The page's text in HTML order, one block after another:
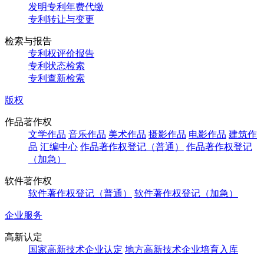
发明专利年费代缴
专利转让与变更
检索与报告
专利权评价报告
专利状态检索
专利查新检索
版权
作品著作权
文学作品 音乐作品 美术作品 摄影作品 电影作品 建筑作
品 汇编中心 作品著作权登记（普通）
作品著作权登记
（加急）
软件著作权
软件著作权登记（普通）
软件著作权登记（加急）
企业服务
高新认定
国家高新技术企业认定 地方高新技术企业培育入库